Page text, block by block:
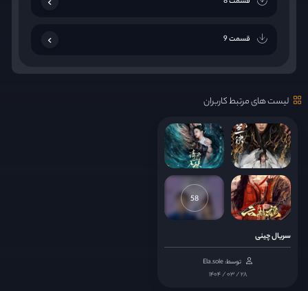
قسمت 9
قسمت 10
قسمت 12
قسمت 13
قسمت 15
لیست های مرتبط کاربران
58
سریال چینی
توسط: Ela.sole
۱۴۰۴ / ۰۳ / ۲۸